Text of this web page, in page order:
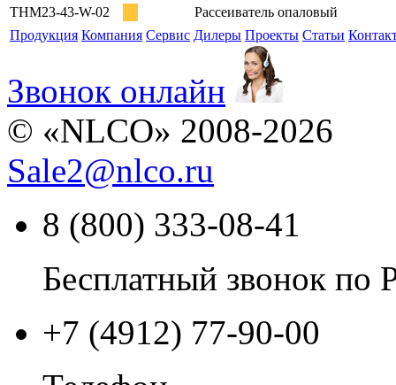
THM23-43-W-02
Рассеиватель опаловый
Продукция Компания Сервис Дилеры Проекты Статьи
Звонок онлайн
© «NLCO» 2008-2026
Sale2@nlco.ru
8 (800) 333-08-41
Бесплатный звонок по
+7 (4912) 77-90-00